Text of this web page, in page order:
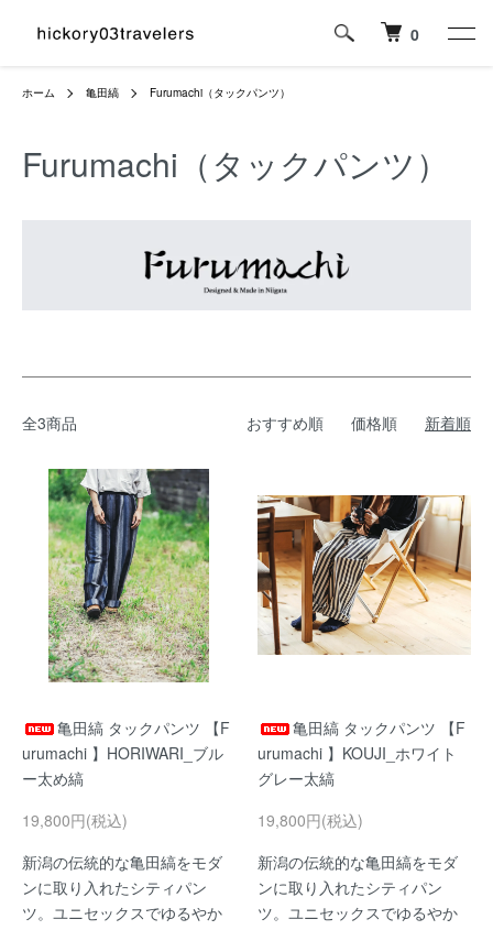
0
ホーム 亀田縞 Furumachi（タックパンツ）
Furumachi（タックパンツ）
全3商品 おすすめ順 価格順 新着順
亀田縞 タックパンツ 【F
urumachi 】HORIWARI_ブル
ー太め縞
19,800円(税込)
新潟の伝統的な亀田縞をモダ
ンに取り入れたシティパン
ツ。ユニセックスでゆるやか
亀田縞 タックパンツ 【F
urumachi 】KOUJI_ホワイト
グレー太縞
19,800円(税込)
新潟の伝統的な亀田縞をモダ
ンに取り入れたシティパン
ツ。ユニセックスでゆるやか